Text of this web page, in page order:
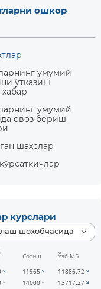
ошкор
умумий
ўтказиш
умумий
овоз бериш
шахслар
курслари
шохобчасида
Сотиш
Ўзб МБ
11965
11886.72
14000
13717.27